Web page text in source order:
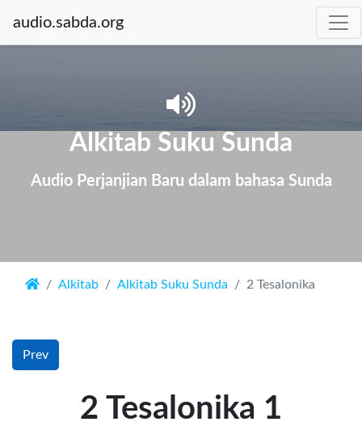
audio.sabda.org
Alkitab Suku Sunda
Audio Perjanjian Baru dalam bahasa Sunda
Alkitab Alkitab Suku Sunda 2 Tesalonika
Prev
2 Tesalonika 1